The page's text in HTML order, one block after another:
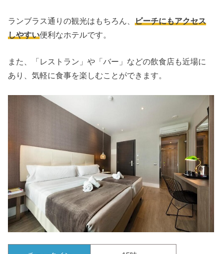
ランブラス通りの観光はもちろん、
ビーチにもアクセス
しやすい便利なホテルです。
また、「レストラン」や「バー」などの飲食店も近場に
あり、気軽に食事を楽しむことができます。